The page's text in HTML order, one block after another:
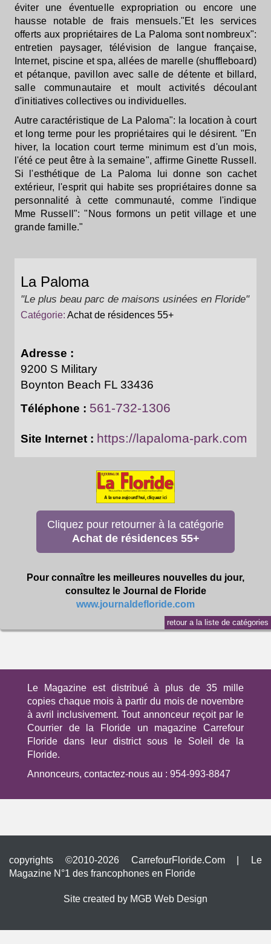
éviter une éventuelle expropriation ou encore une
hausse notable de frais mensuels."Et les services
offerts aux propriétaires de La Paloma sont nombreux":
entretien paysager, télévision de langue française,
Internet, piscine et spa, allées de marelle (shuffleboard)
et pétanque, pavillon avec salle de détente et billard,
salle communautaire et moult activités découlant
d'initiatives collectives ou individuelles.
Autre caractéristique de La Paloma": la location à court
et long terme pour les propriétaires qui le désirent. "En
hiver, la location court terme minimum est d'un mois,
l'été ce peut être à la semaine", affirme Ginette Russell.
Si l'esthétique de La Paloma lui donne son cachet
extérieur, l'esprit qui habite ses propriétaires donne sa
personnalité à cette communauté, comme l'indique
Mme Russell": "Nous formons un petit village et une
grande famille."
La Paloma
"Le plus beau parc de maisons usinées en Floride"
Catégorie: Achat de résidences 55+
Adresse :
9200 S Military
Boynton Beach FL 33436
Téléphone : 561-732-1306
Site Internet : https://lapaloma-park.com
Cliquez pour retourner à la catégorie
Achat de résidences 55+
Pour connaître les meilleures nouvelles du jour,
consultez le Journal de Floride
www.journaldefloride.com
retour a la liste de catégories
Le Magazine est distribué à plus de 35 mille
copies chaque mois à partir du mois de novembre
à avril inclusivement. Tout annonceur reçoit par le
Courrier de la Floride un magazine Carrefour
Floride dans leur district sous le Soleil de la
Floride.
Annonceurs, contactez-nous au : 954-993-8847
copyrights ©2010-2026 CarrefourFloride.Com | Le
Magazine N°1 des francophones en Floride
Site created by MGB Web Design